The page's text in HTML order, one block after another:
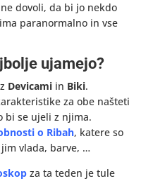
dovoli, da bi jo nekdo
paranormalno in vse
ujamejo?
Devicami in Biki.
za obe našteti
bi se ujeli z njima.
o Ribah, katere so
vlada, barve, …
za ta teden je tule